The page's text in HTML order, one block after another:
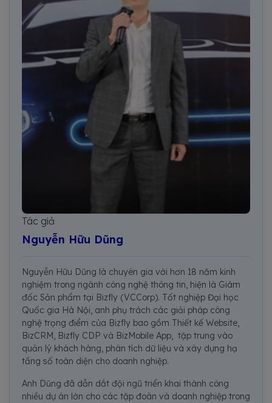
Tác giả
Nguyễn Hữu Dũng
Nguyễn Hữu Dũng là chuyên gia với hơn 18 năm kinh
nghiệm trong ngành công nghệ thông tin, hiện là Giám
đốc Sản phẩm tại Bizfly (VCCorp). Tốt nghiệp Đại học
Quốc gia Hà Nội, anh phụ trách các giải pháp công
nghệ trọng điểm của Bizfly bao gồm Thiết kế Website,
BizCRM, Bizfly CDP và BizMobile App, tập trung vào
quản lý khách hàng, phân tích dữ liệu và xây dựng hạ
tầng số toàn diện cho doanh nghiệp.
Anh Dũng đã dẫn dắt đội ngũ triển khai thành công
nhiều dự án lớn cho các tập đoàn và doanh nghiệp trong